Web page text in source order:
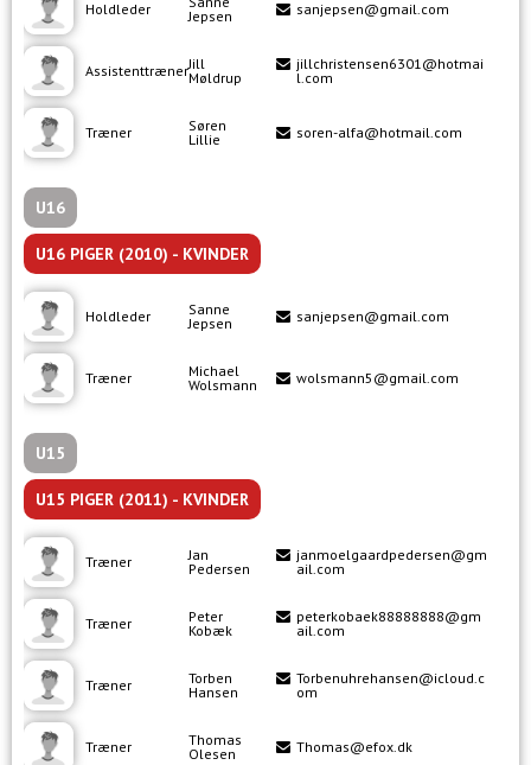
Holdleder
Jepsen
sanjepsen@gmail.com
AssistenttrænerJill
Møldrup
jillchristensen6301@hotmai
l.com
Træner
Søren
Lillie
soren-alfa@hotmail.com
U16
U16 PIGER (2010) - KVINDER
Holdleder
Sanne
Jepsen
sanjepsen@gmail.com
Træner
Michael
Wolsmann
wolsmann5@gmail.com
U15
U15 PIGER (2011) - KVINDER
Træner
Jan
Pedersen
janmoelgaardpedersen@gm
ail.com
Træner
Peter
Kobæk
peterkobaek88888888@gm
ail.com
Træner
Torben
Hansen
Torbenuhrehansen@icloud.c
om
Træner
Thomas
Olesen
Thomas@efox.dk